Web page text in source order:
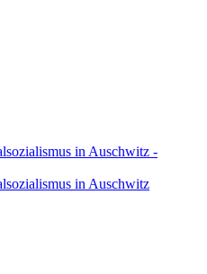
in Auschwitz -
in Auschwitz